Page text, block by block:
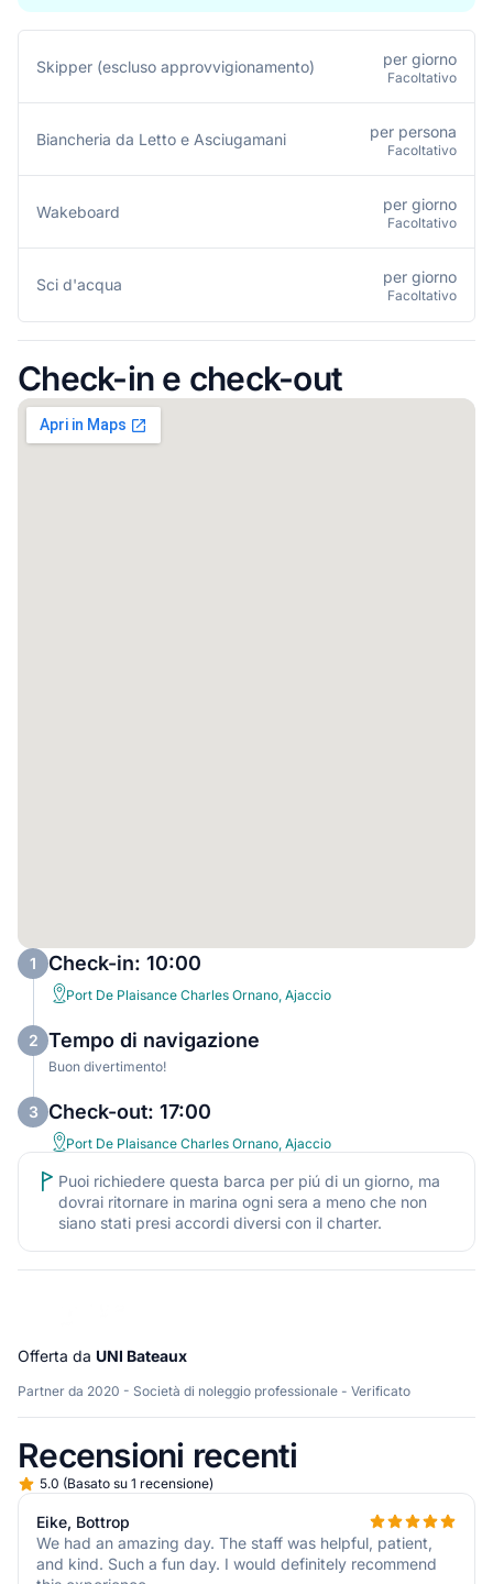
Skipper (escluso approvvigionamento) per giorno
Facoltativo
Biancheria da Letto e Asciugamani per persona
Facoltativo
Wakeboard per giorno
Facoltativo
Sci d'acqua per giorno
Facoltativo
Check-in e check-out
1 Check-in: 10:00
Port De Plaisance Charles Ornano, Ajaccio
2 Tempo di navigazione
Buon divertimento!
3 Check-out: 17:00
Port De Plaisance Charles Ornano, Ajaccio
Puoi richiedere questa barca per piú di un giorno, ma
dovrai ritornare in marina ogni sera a meno che non
siano stati presi accordi diversi con il charter.
Offerta da UNI Bateaux
Partner da 2020 - Società di noleggio professionale - Verificato
Recensioni recenti
5.0 (Basato su 1 recensione)
Eike, Bottrop
We had an amazing day. The staff was helpful, patient,
and kind. Such a fun day. I would definitely recommend